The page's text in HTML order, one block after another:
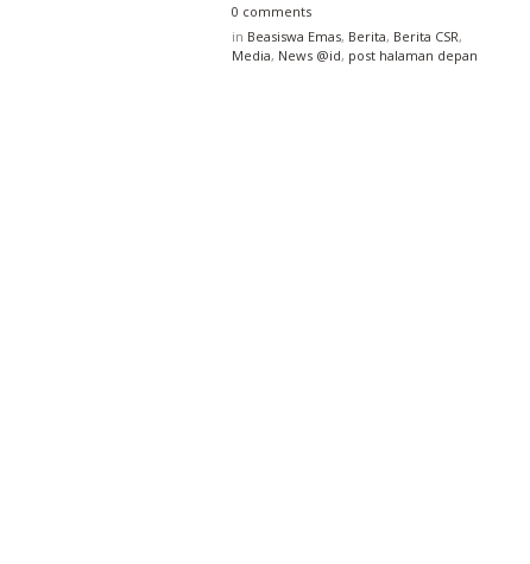
0 comments
in Beasiswa Emas, Berita, Berita CSR,
Media, News @id, post halaman depan